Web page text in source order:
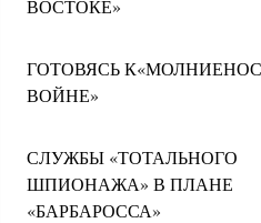
ВОСТОКЕ»
ГОТОВЯСЬ
ВОЙНЕ»
СЛУЖБЫ «ТОТАЛЬНОГО
ШПИОНАЖА» В ПЛАНЕ
«БАРБАРОССА»